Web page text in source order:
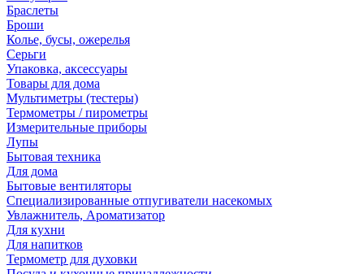
Браслеты
Броши
Колье, бусы, ожерелья
Серьги
Упаковка, аксессуары
Товары для дома
Мультиметры (тестеры)
Термометры / пирометры
Измерительные приборы
Лупы
Бытовая техника
Для дома
Бытовые вентиляторы
Специализированные отпугиватели насекомых
Увлажнитель, Ароматизатор
Для кухни
Для напитков
Термометр для духовки